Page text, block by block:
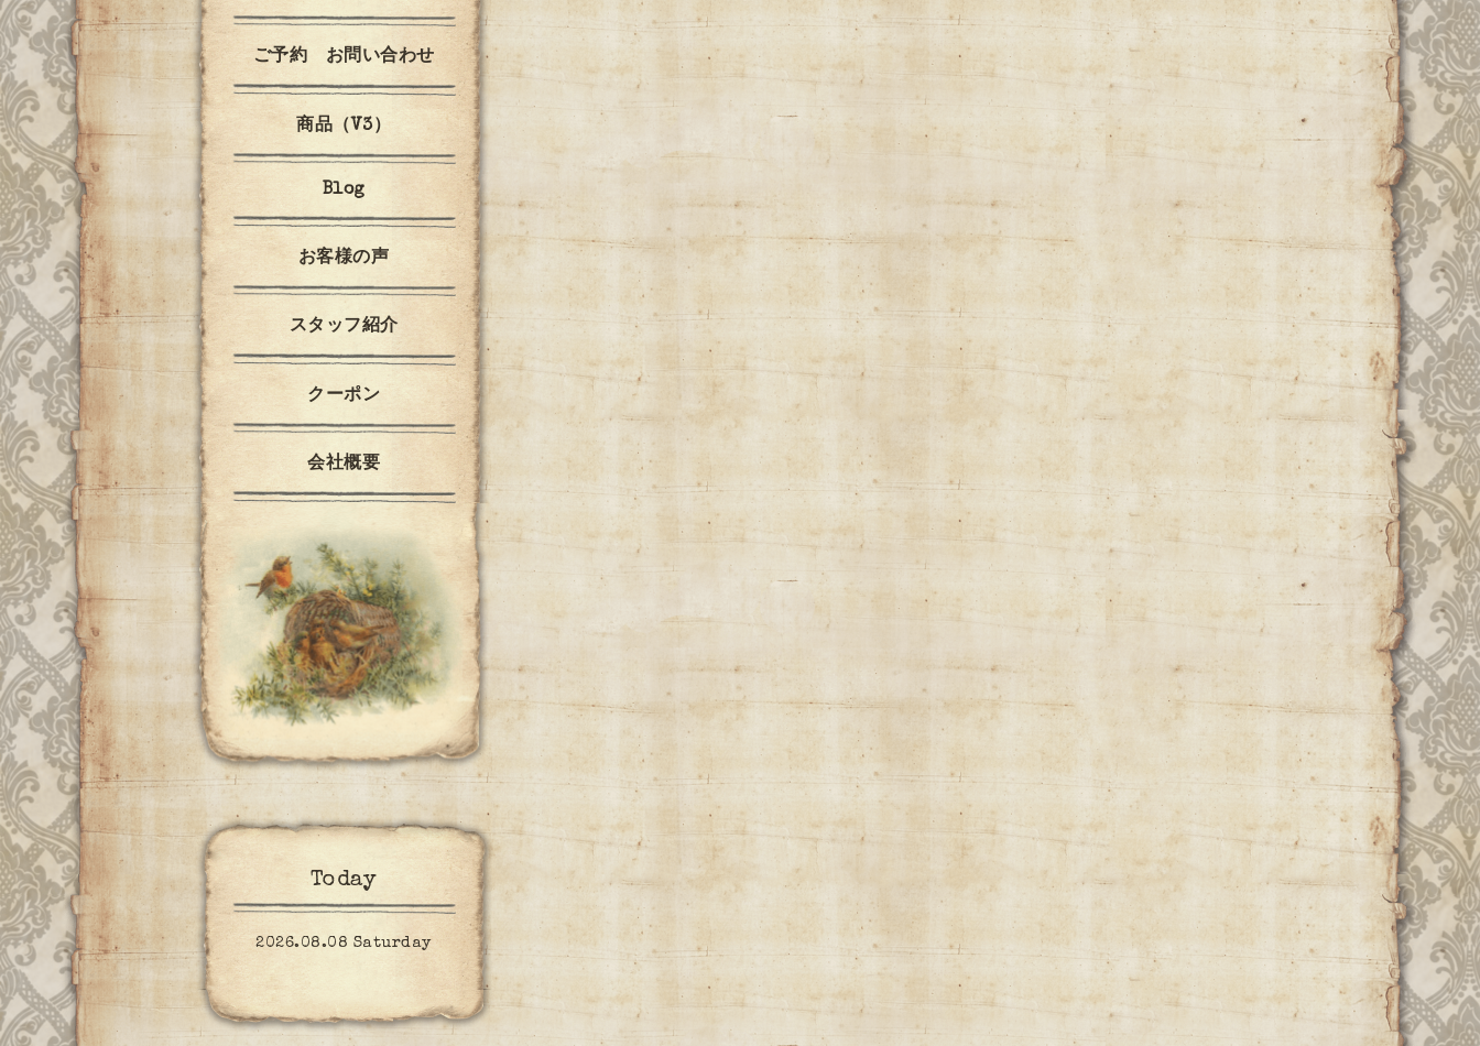
ご予約 お問い合わせ
商品（V3）
Blog
お客様の声
スタッフ紹介
クーポン
会社概要
Today
2026.08.08 Saturday